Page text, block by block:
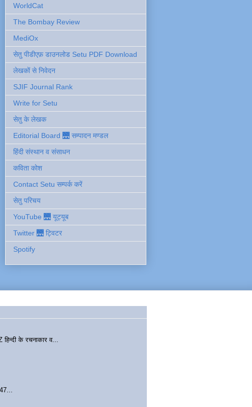
WorldCat
The Bombay Review
MediOx
सेतु पीडीएफ़ डाउनलोड Setu PDF Download
लेखकों से निवेदन
SJIF Journal Rank
Write for Setu
सेतु के लेखक
Editorial Board 🌉 सम्पादन मण्डल
हिंदी संस्थान व संसाधन
कविता कोश
Contact Setu सम्पर्क करें
सेतु परिचय
YouTube 🌉 यूट्यूब
Twitter 🌉 ट्विटर
Spotify
के रचनाकार व...